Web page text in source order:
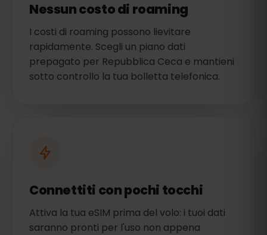
Nessun costo di roaming
I costi di roaming possono lievitare
rapidamente. Scegli un piano dati
prepagato per Repubblica Ceca e mantieni
sotto controllo la tua bolletta telefonica.
Connettiti con pochi tocchi
Attiva la tua eSIM prima del volo: i tuoi dati
saranno pronti per l'uso non appena